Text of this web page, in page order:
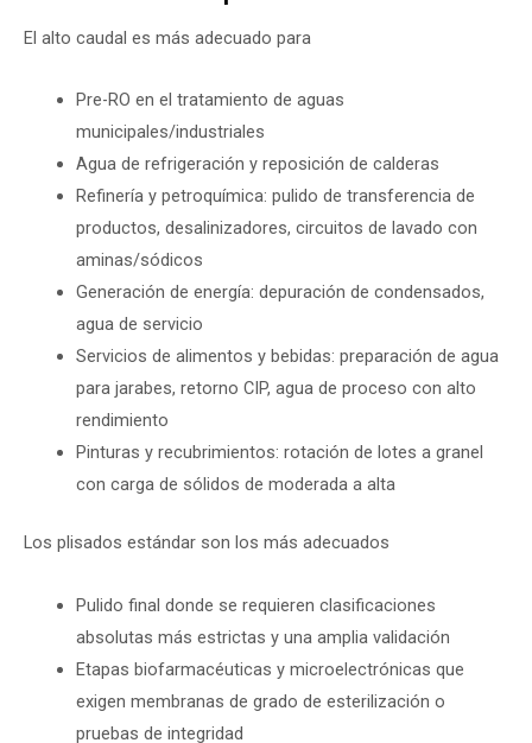
El alto caudal es más adecuado para
Pre-RO en el tratamiento de aguas
municipales/industriales
Agua de refrigeración y reposición de calderas
Refinería y petroquímica: pulido de transferencia de
productos, desalinizadores, circuitos de lavado con
aminas/sódicos
Generación de energía: depuración de condensados,
agua de servicio
Servicios de alimentos y bebidas: preparación de agua
para jarabes, retorno CIP, agua de proceso con alto
rendimiento
Pinturas y recubrimientos: rotación de lotes a granel
con carga de sólidos de moderada a alta
Los plisados estándar son los más adecuados
Pulido final donde se requieren clasificaciones
absolutas más estrictas y una amplia validación
Etapas biofarmacéuticas y microelectrónicas que
exigen membranas de grado de esterilización o
pruebas de integridad